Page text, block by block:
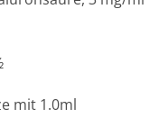
mit 1.0ml